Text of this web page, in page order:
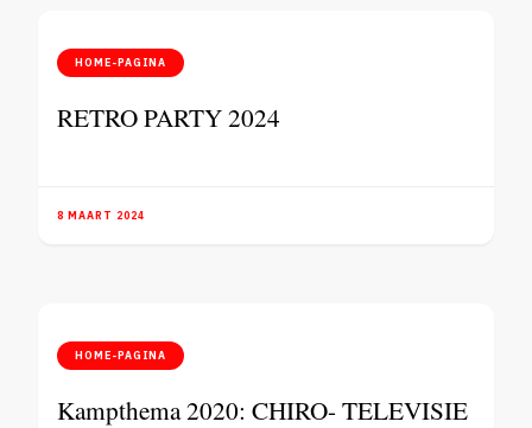
HOME-PAGINA
RETRO PARTY 2024
8 MAART 2024
HOME-PAGINA
Kampthema 2020: CHIRO- TELEVISIE